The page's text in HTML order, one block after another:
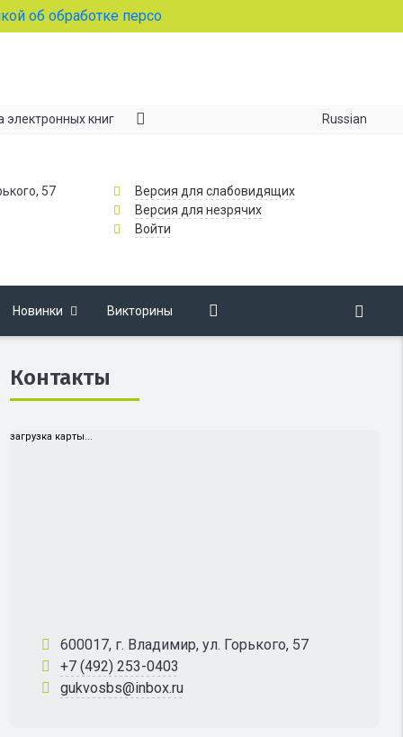
персональных данных
электронных книг Russian
57
Версия для слабовидящих
Версия для незрячих
Войти
Новинки Викторины
Контакты
загрузка карты...
600017, г. Владимир, ул. Горького, 57
+7 (492) 253-0403
gukvosbs@inbox.ru